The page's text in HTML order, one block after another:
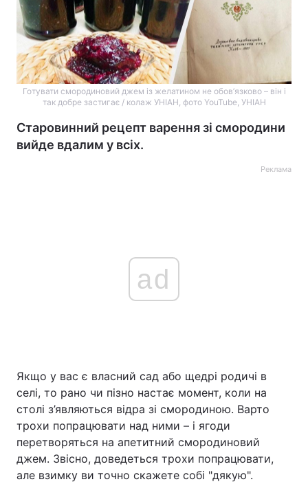
Головна Війна
Україна Політика
Економіка Світ
Спорт Наука
Готувати смородиновий джем із желатином не обов’язково – він і
так добре застигає / колаж УНІАН, фото YouTube, УНІАН
Старовинний рецепт варення зі смородини
вийде вдалим у всіх.
Реклама
ad
Якщо у вас є власний сад або щедрі родичі в
селі, то рано чи пізно настає момент, коли на
столі з’являються відра зі смородиною. Варто
трохи попрацювати над ними – і ягоди
перетворяться на апетитний смородиновий
джем. Звісно, доведеться трохи попрацювати,
але взимку ви точно скажете собі "дякую".